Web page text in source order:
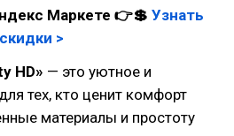
Маркете 👉💲 Узнать
>
HD» — это уютное и
тех, кто ценит комфорт
материалы и простоту